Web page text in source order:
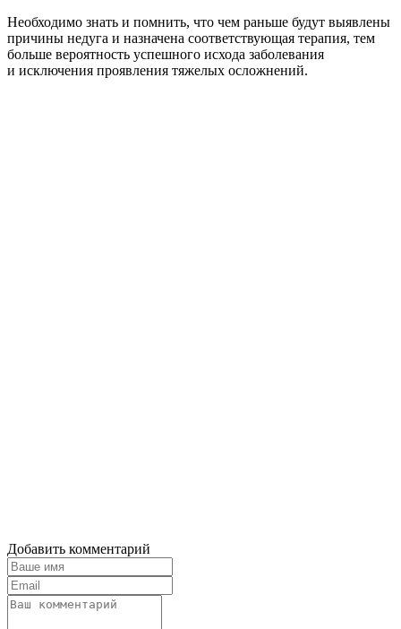
Необходимо знать и помнить, что чем раньше будут выявлены
причины недуга и назначена соответствующая терапия, тем
больше вероятность успешного исхода заболевания
и исключения проявления тяжелых осложнений.
Добавить комментарий